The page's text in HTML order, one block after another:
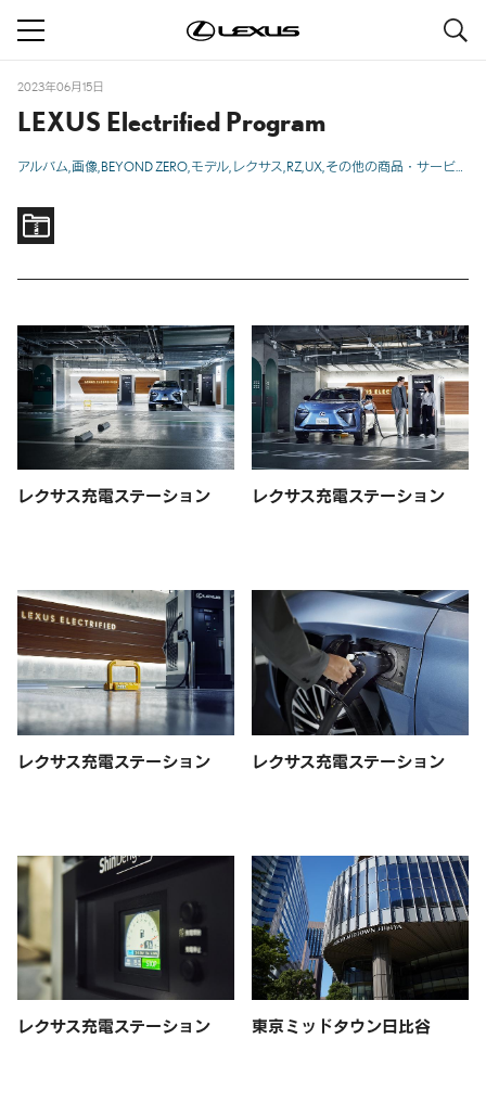
2023年06月15日
LEXUS Electrified Program
アルバム 画像 BEYOND ZERO モデル レクサス RZ UX その他の商品・サービス
レクサス充電ステーション レクサス充電ステーション
レクサス充電ステーション レクサス充電ステーション
レクサス充電ステーション 東京ミッドタウン日比谷